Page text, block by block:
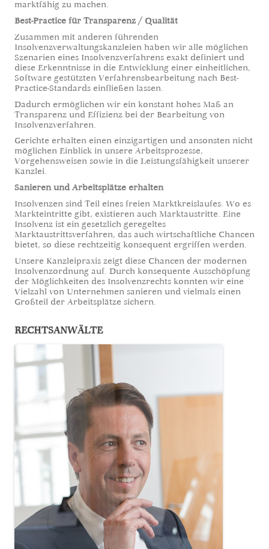
marktfähig zu machen.
Best-Practice für Transparenz / Qualität
Zusammen mit anderen führenden
Insolvenzverwaltungskanzleien haben wir alle möglichen
Szenarien eines Insolvenzverfahrens exakt definiert und
diese Erkenntnisse in die Entwicklung einer einheitlichen,
Software gestützten Verfahrensbearbeitung nach Best-
Practice-Standards einfließen lassen.
Dadurch ermöglichen wir ein konstant hohes Maß an
Transparenz und Effizienz bei der Bearbeitung von
Insolvenzverfahren.
Gerichte erhalten einen einzigartigen und ansonsten nicht
möglichen Einblick in unsere Arbeitsprozesse,
Vorgehensweisen sowie in die Leistungsfähigkeit unserer
Kanzlei.
Sanieren und Arbeitsplätze erhalten
Insolvenzen sind Teil eines freien Marktkreislaufes. Wo es
Markteintritte gibt, existieren auch Marktaustritte. Eine
Insolvenz ist ein gesetzlich geregeltes
Marktaustrittsverfahren, das auch wirtschaftliche Chancen
bietet, so diese rechtzeitig konsequent ergriffen werden.
Unsere Kanzleipraxis zeigt diese Chancen der modernen
Insolvenzordnung auf. Durch konsequente Ausschöpfung
der Möglichkeiten des Insolvenzrechts konnten wir eine
Vielzahl von Unternehmen sanieren und vielmals einen
Großteil der Arbeitsplätze sichern.
RECHTSANWÄLTE